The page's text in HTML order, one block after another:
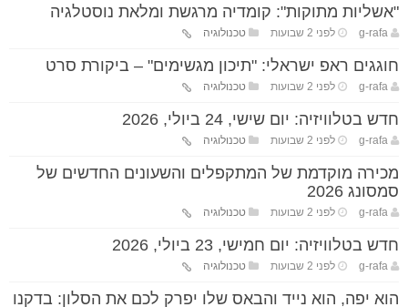
"אשליות מתוקות": קומדיה מרגשת ומלאת נוסטלגיה
g-rafa לפני 2 שבועות טכנולוגיה
חוגגים ראפ ישראלי: "תיכון מגשימים" – ביקורת סרט
g-rafa לפני 2 שבועות טכנולוגיה
חדש בטלוויזיה: יום שישי, 24 ביולי, 2026
g-rafa לפני 2 שבועות טכנולוגיה
מכירה מוקדמת של המתקפלים והשעונים החדשים של
סמסונג 2026
g-rafa לפני 2 שבועות טכנולוגיה
חדש בטלוויזיה: יום חמישי, 23 ביולי, 2026
g-rafa לפני 2 שבועות טכנולוגיה
הוא יפה, הוא נייד והבאס שלו יפרק לכם את הסלון: בדקנו